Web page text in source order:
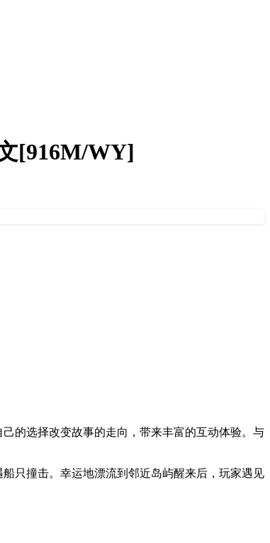
[916M/WY]
的选择改变故事的走向，带来丰富的互动体验。与
只撞击。幸运地漂流到邻近岛屿醒来后，玩家遇见